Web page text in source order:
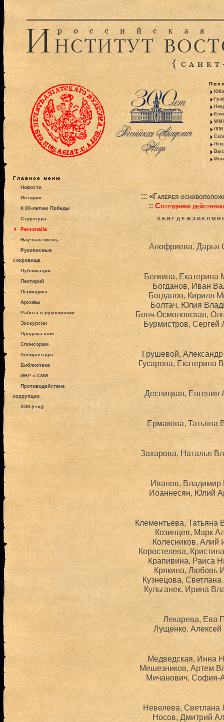
ППВ
Главное меню
Новости
История
К 80-летию Победы
Структура
Personalia
Научная жизнь
Рукописные
сокровища
Публикации
Лекторий
Периодика
Архивы
Работа с рукописями
Экскурсии
Продажа книг
Спонсорам
Аспирантура
Библиотека
ИВР в СМИ
Противодействие
коррупции
IOM (eng)
::: «Галерея
:: Сотрудники
А Б В Г Д Е Ж З И К Л М Н
Анофриева, Дарья
Белкина, Екатерина
Богданов, Иван
Богданов, Кирилл
Болтач, Юлия
Бонч-Осмоловская,
Бурмистров, Сергей
Грушевой,
Гусарова, Екатерина
Десницкая, Евгения
Ермакова, Татьяна
Захарова, Наталья
Иванов, Владимир
Иоаннесян, Юлий
Клементьева, Татьяна
Козинцев, Марк
Колесников, Алий
Коростелева,
Крапивина, Раиса
Крякина, Любовь
Кузнецова,
Кульганек, Ирина
Лекарева, Ева
Лущенко,
Медведская, Инна
Мешезников, Артем
Мичанович, София-
Невелева, Светлана
Носов, Дмитрий